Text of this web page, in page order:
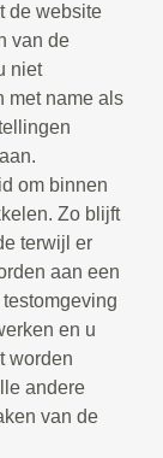
de website
van de
niet
met name als
om binnen
Zo blijft
terwijl er
aan een
en u
worden
andere
van de